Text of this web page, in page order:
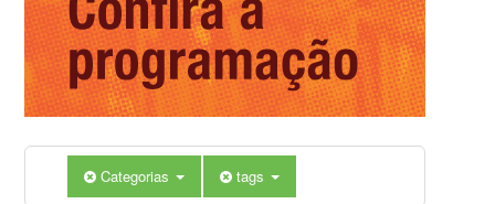
Categorias tags